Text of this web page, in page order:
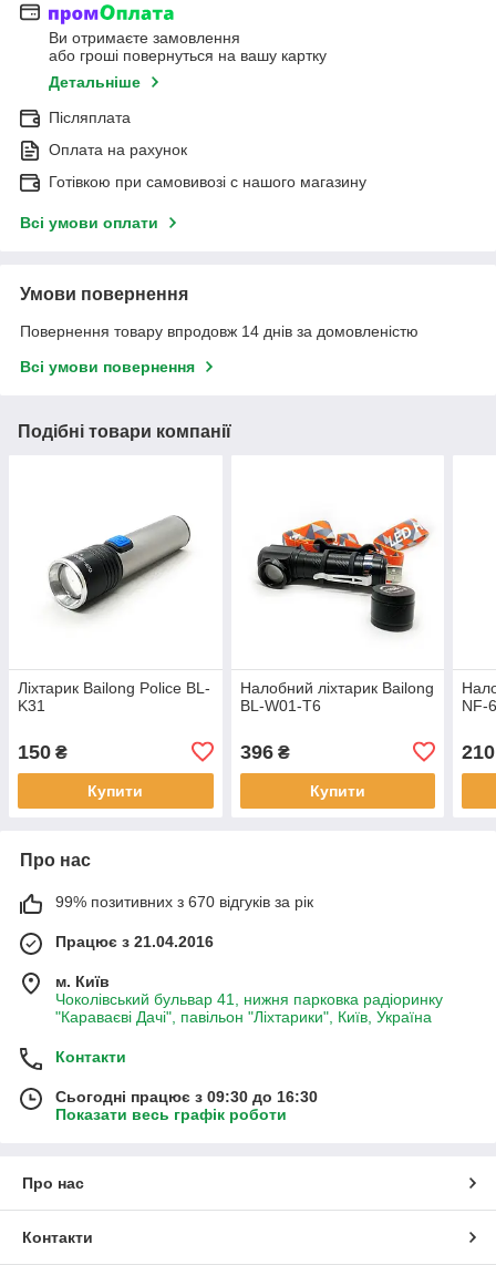
Ви отримаєте замовлення
або гроші повернуться на вашу картку
Детальніше
Післяплата
Оплата на рахунок
Готівкою при самовивозі c нашого магазину
Всі умови оплати
Умови повернення
Повернення товару впродовж 14 днів за домовленістю
Всі умови повернення
Подібні товари компанії
Ліхтарик Bailong Police BL-
K31
150 ₴
Купити
Налобний ліхтарик Bailong
BL-W01-T6
396₴
Купити
NF-
210
Про нас
99% позитивних з 670 відгуків за рік
Працює з 21.04.2016
м. Київ
Чоколівський бульвар 41, нижня парковка радіоринку
"Караваєві Дачі", павільон "Ліхтарики", Київ, Україна
Контакти
Сьогодні працює з 09:30 до 16:30
Показати весь графік роботи
Про нас
Контакти